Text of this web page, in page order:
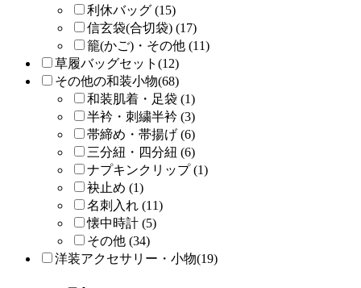
利休バッグ (15)
信玄袋(合切袋) (17)
籠(かご)・その他 (11)
草履バッグセット(12)
その他の和装小物(68)
和装肌着・足袋 (1)
半衿・刺繍半衿 (3)
帯締め・帯揚げ (6)
三分紐・四分紐 (6)
ナプキンクリップ (1)
袂止め (1)
名刺入れ (11)
懐中時計 (5)
その他 (34)
洋装アクセサリー・小物(19)